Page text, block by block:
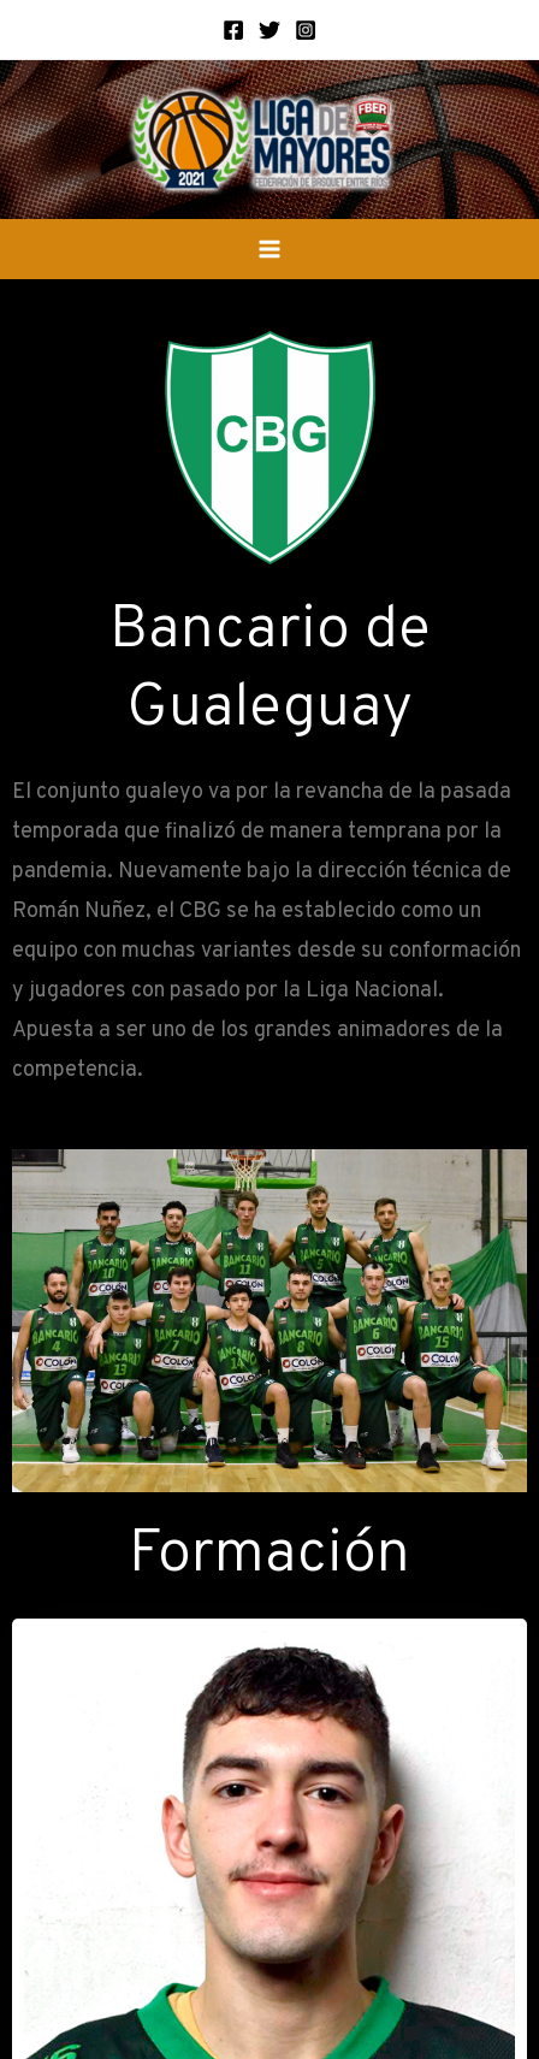
Bancario de
Gualeguay
El conjunto gualeyo va por la revancha de la pasada
temporada que finalizó de manera temprana por la
pandemia. Nuevamente bajo la dirección técnica de
Román Nuñez, el CBG se ha establecido como un
equipo con muchas variantes desde su conformación
y jugadores con pasado por la Liga Nacional.
Apuesta a ser uno de los grandes animadores de la
competencia.
Formación